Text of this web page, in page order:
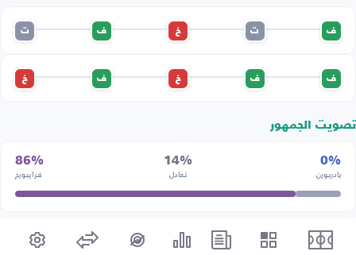
ف ت خ ف ت
ف ف خ ف خ
تصويت الجمهور
0%
بادربورن
14%
تعادل
86%
فرايبورج